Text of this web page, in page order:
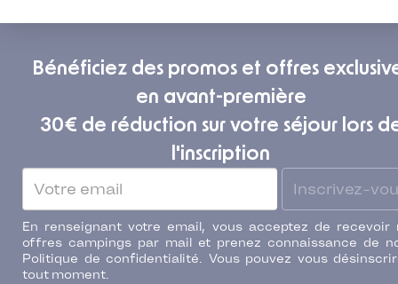
Bénéficiez des promos et offres
en avant-première
30€ de réduction sur votre séjour lors
l'inscription
Inscrivez-
En renseignant votre email, vous acceptez de recevoir
offres campings par mail et prenez connaissance de
Politique de confidentialité. Vous pouvez vous
tout moment.